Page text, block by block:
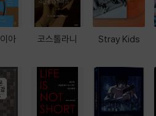
아 코스톨라니 Stray Kids